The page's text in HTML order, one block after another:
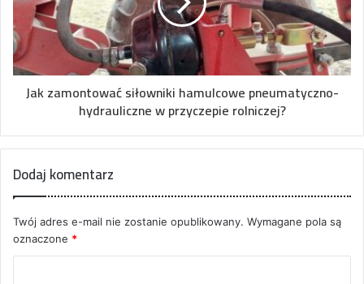
Jak zamontować siłowniki hamulcowe pneumatyczno-
hydrauliczne w przyczepie rolniczej?
Dodaj komentarz
Twój adres e-mail nie zostanie opublikowany. Wymagane pola są
oznaczone *